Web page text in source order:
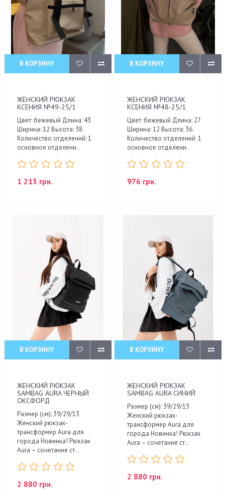
В КОРЗИНУ
ЖЕНСКИЙ РЮКЗАК
КСЕНИЯ №49-25/1
Цвет: бежевый Длина: 43
Ширина: 12 Высота: 38.
Количество отделений: 1
основное отделени..
1 213 грн.
В КОРЗИНУ
ЖЕНСКИЙ РЮКЗАК
КСЕНИЯ №48-25/1
Цвет: бежевый Длина: 27
Ширина: 12 Высота: 36.
Количество отделений: 1
основное отделени..
976 грн.
В КОРЗИНУ
ЖЕНСКИЙ РЮКЗАК
SAMBAG AURA ЧЕРНЫЙ
ОКСФОРД
Размер (см): 39/29/13
Женский рюкзак-
трансформер Aura для
города Новинка! Рюкзак
Aura – сочетание ст..
2 880 грн.
В КОРЗИНУ
ЖЕНСКИЙ РЮКЗАК
SAMBAG AURA СИНИЙ
Размер (см): 39/29/13
Женский рюкзак-
трансформер Aura для
города Новинка! Рюкзак
Aura – сочетание ст..
2 880 грн.